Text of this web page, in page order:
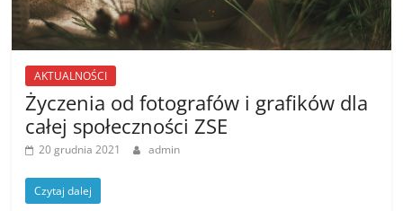
AKTUALNOŚCI
Życzenia od fotografów i grafików dla
całej społeczności ZSE
20 grudnia 2021 admin
Czytaj dalej